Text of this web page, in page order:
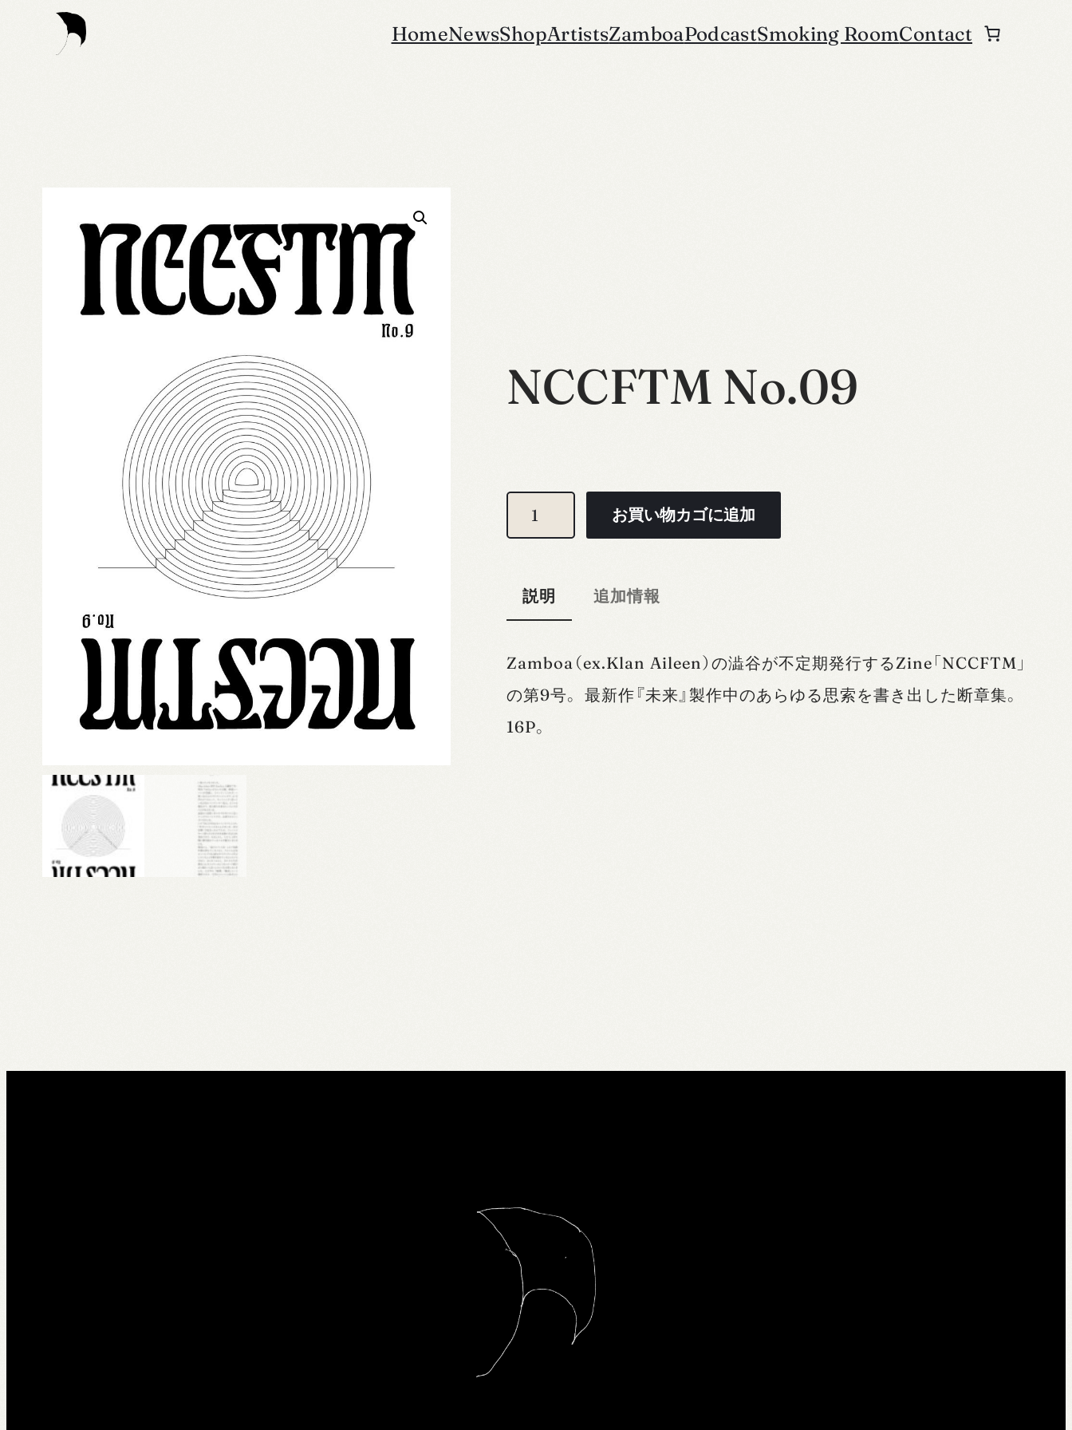
HomeNewsShopArtistsZamboaPodcastSmoking RoomContact
NCCFTM No.09
C
M
N
o
お買い物カゴに追加
説明 追加情報
Zamboa（ex.Klan Aileen）の澁谷が不定期発行するZine「NCCFTM」
の第9号。 最新作『未来』製作中のあらゆる思索を書き出した断章集。
16P。